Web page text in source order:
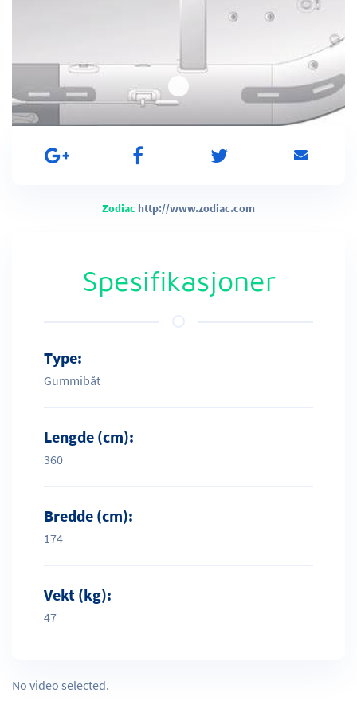
Zodiac http://www.zodiac.com
Spesifikasjoner
Type:
Gummibåt
Lengde (cm):
360
Bredde (cm):
174
Vekt (kg):
47
No video selected.